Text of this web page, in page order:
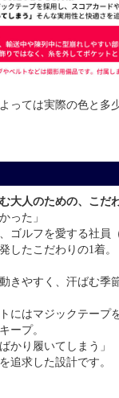
っては実際の色と多
大人のための、こだ
った」
ゴルフを愛する社員
したこだわりの1着。
きやすく、汗ばむ季
にはマジックテープ
ープ。
かり履いてしまう」
追求した設計です。